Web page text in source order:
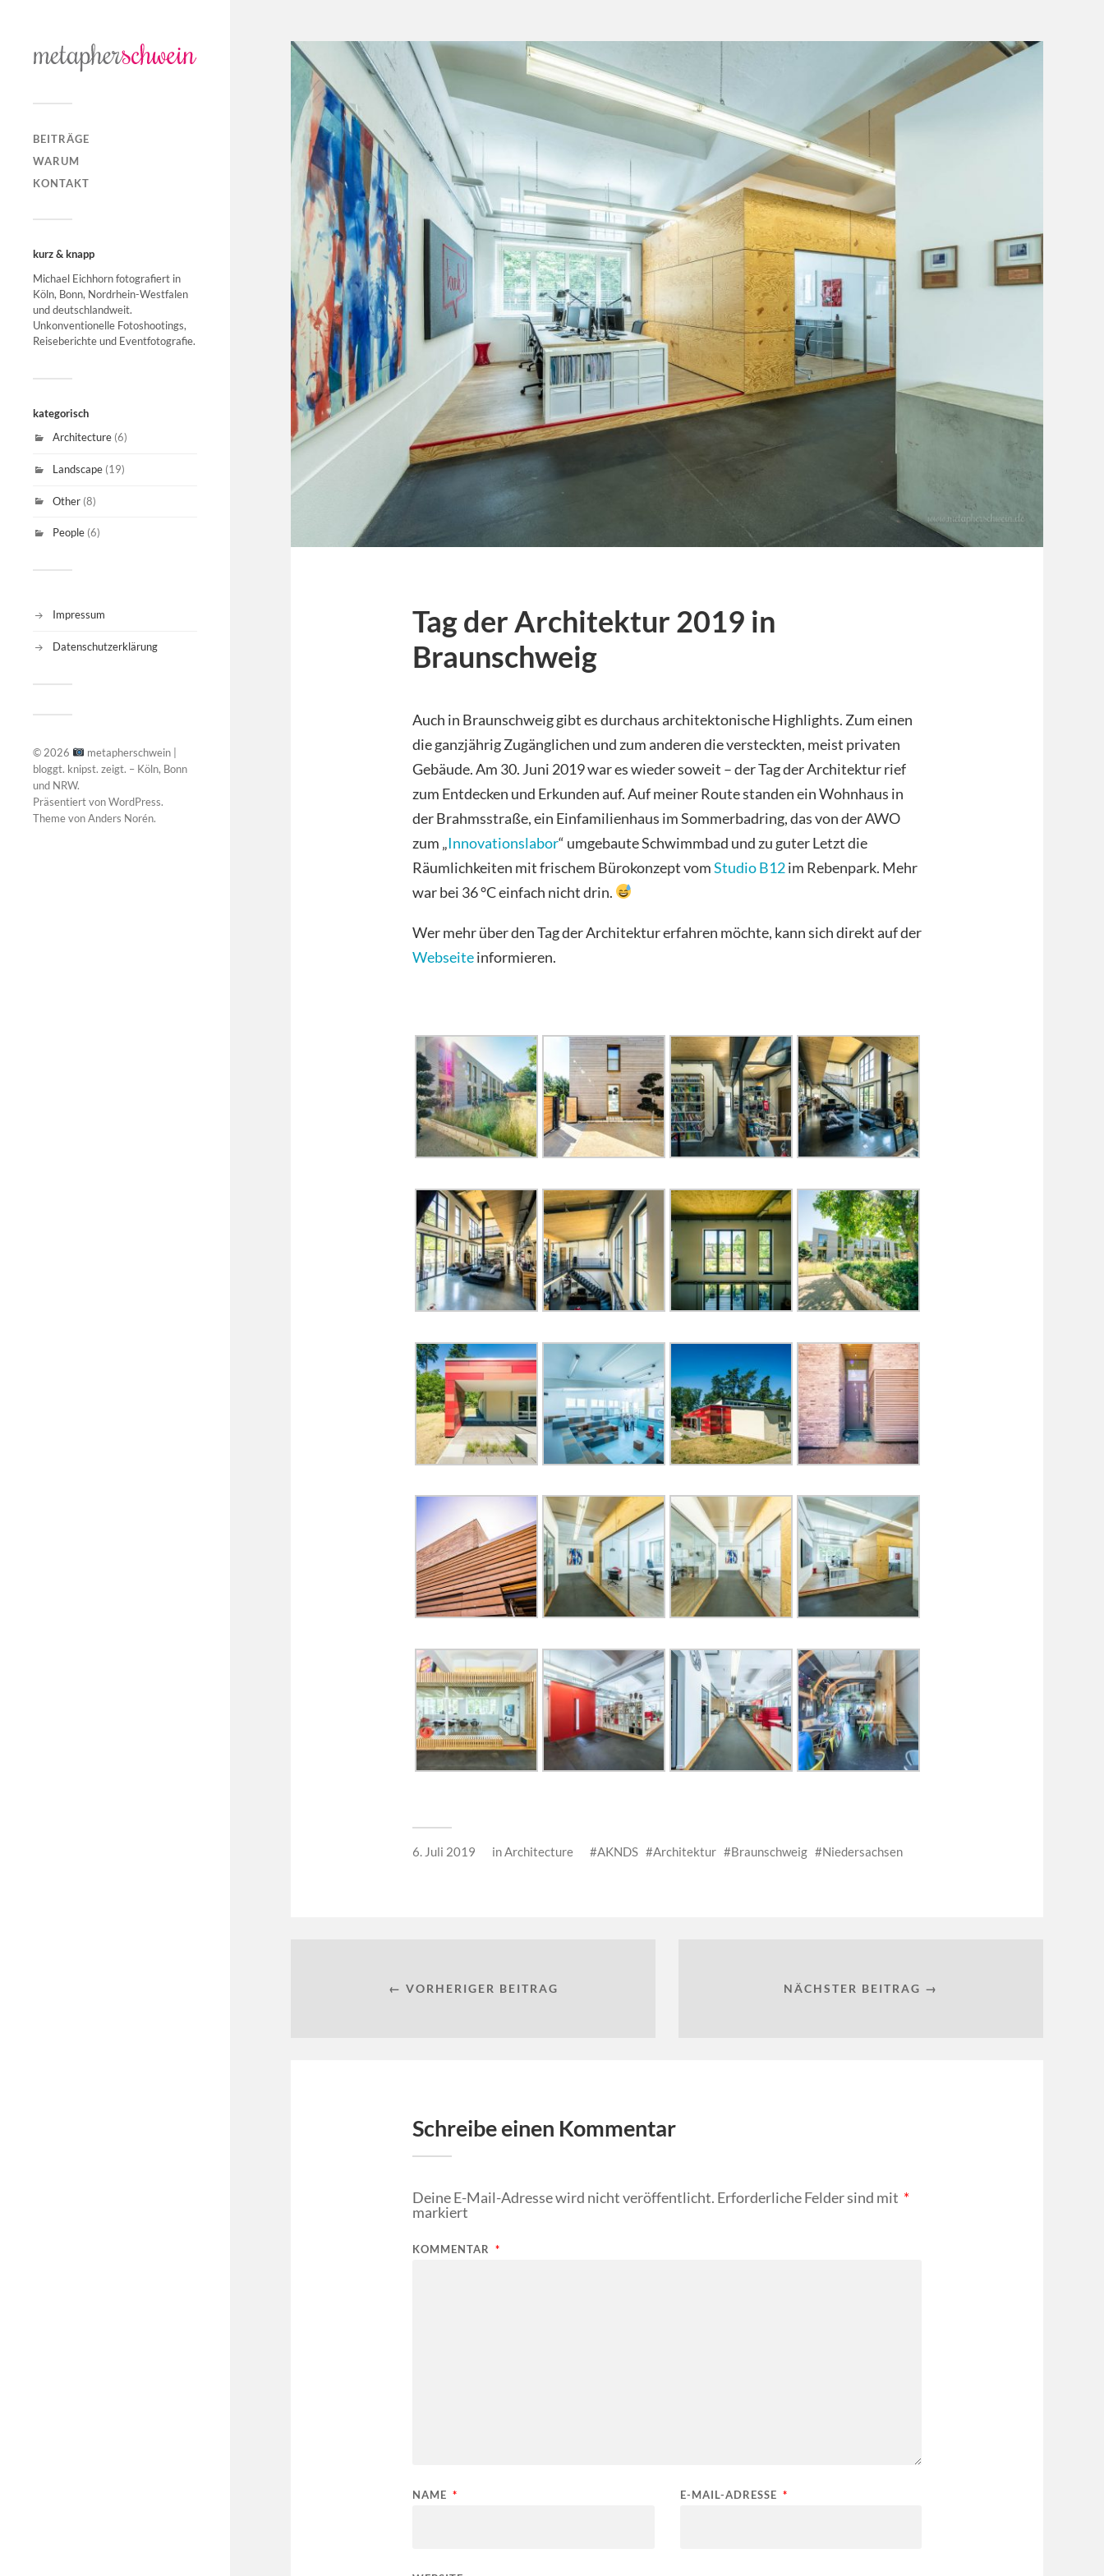
BEITRÄGE
WARUM
KONTAKT
kurz & knapp
Michael Eichhorn fotografiert in
Köln, Bonn, Nordrhein-Westfalen
und deutschlandweit.
Unkonventionelle Fotoshootings,
Reiseberichte und Eventfotografie.
kategorisch
Architecture (6)
Landscape (19)
Other (8)
People (6)
Impressum
Datenschutzerklärung
© 2026
metapherschwein |
bloggt. knipst. zeigt. – Köln, Bonn
und NRW.
Präsentiert vonWordPress.
Theme vonAnders Norén.
Tag der Architektur 2019 in
Braunschweig
Auch in Braunschweig gibt es durchaus architektonische Highlights. Zum einen
die ganzjährig Zugänglichen und zum anderen die versteckten, meist privaten
Gebäude. Am 30. Juni 2019 war es wieder soweit – der Tag der Architektur rief
zum Entdecken und Erkunden auf. Auf meiner Route standen ein Wohnhaus in
der Brahmsstraße, ein Einfamilienhaus im Sommerbadring, das von der AWO
zum „Innovationslabor“ umgebaute Schwimmbad und zu guter Letzt die
Räumlichkeiten mit frischem Bürokonzept vomStudio B12im Rebenpark. Mehr
war bei 36 °C einfach nicht drin.
Wer mehr über den Tag der Architektur erfahren möchte, kann sich direkt auf der
Webseiteinformieren.
6. Juli 2019 inArchitecture AKNDS Architektur Braunschweig Niedersachsen
← VORHERIGER BEITRAG NÄCHSTER BEITRAG →
Schreibe einen Kommentar
Deine E-Mail-Adresse wird nicht veröffentlicht. Erforderliche Felder sind mit *
markiert
KOMMENTAR *
NAME * E-MAIL-ADRESSE *